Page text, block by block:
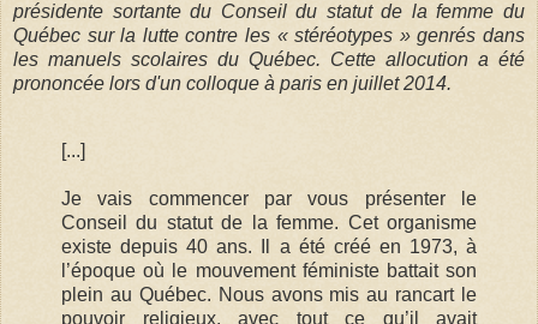
présidente sortante du Conseil du statut de la femme du
Québec sur la lutte contre les « stéréotypes » genrés dans
les manuels scolaires du Québec. Cette allocution a été
prononcée lors d'un colloque à paris en juillet 2014.
[...]
Je vais commencer par vous présenter le
Conseil du statut de la femme. Cet organisme
existe depuis 40 ans. Il a été créé en 1973, à
l’époque où le mouvement féministe battait son
plein au Québec. Nous avons mis au rancart le
pouvoir religieux, avec tout ce qu’il avait